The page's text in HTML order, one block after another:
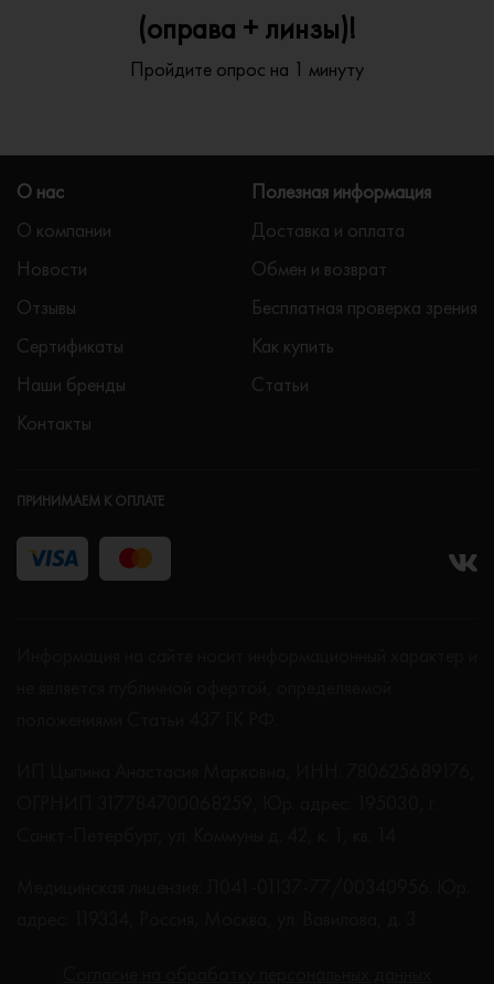
(оправа + линзы)!
Пройдите опрос на 1 минуту
О нас
О компании
Новости
Отзывы
Сертификаты
Наши бренды
Контакты
Полезная информация
Доставка и оплата
Обмен и возврат
Бесплатная проверка зрения
Как купить
Статьи
ПРИНИМАЕМ К ОПЛАТЕ